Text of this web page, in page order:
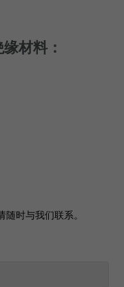
材料：
时与我们联系。